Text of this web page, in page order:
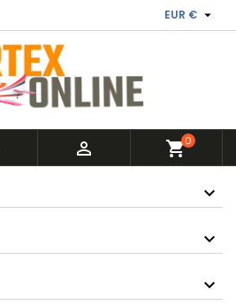
EUR € 
 shopping_cart0